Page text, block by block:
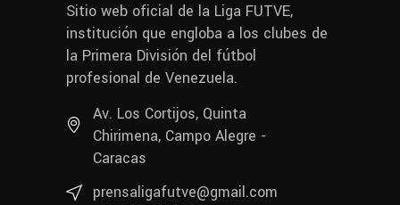
Sitio web oficial de la Liga FUTVE,
institución que engloba a los clubes de
la Primera División del fútbol
profesional de Venezuela.
Av. Los Cortijos, Quinta
Chirimena, Campo Alegre -
Caracas
prensaligafutve@gmail.com